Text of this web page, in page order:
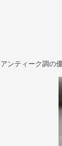
アンティーク調の